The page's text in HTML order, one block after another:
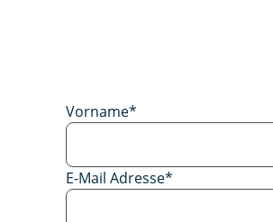
Vorname*
E-Mail Adresse*